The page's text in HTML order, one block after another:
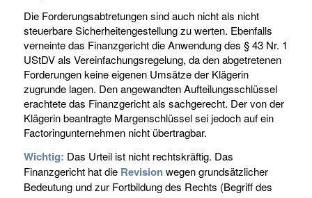
Die Forderungsabtretungen sind auch nicht als nicht
steuerbare Sicherheitengestellung zu werten. Ebenfalls
verneinte das Finanzgericht die Anwendung des § 43 Nr. 1
UStDV als Vereinfachungsregelung, da den abgetretenen
Forderungen keine eigenen Umsätze der Klägerin
zugrunde lagen. Den angewandten Aufteilungsschlüssel
erachtete das Finanzgericht als sachgerecht. Der von der
Klägerin beantragte Margenschlüssel sei jedoch auf ein
Factoringunternehmen nicht übertragbar.
Wichtig: Das Urteil ist nicht rechtskräftig. Das
Finanzgericht hat die Revisionwegen grundsätzlicher
Bedeutung und zur Fortbildung des Rechts (Begriff des